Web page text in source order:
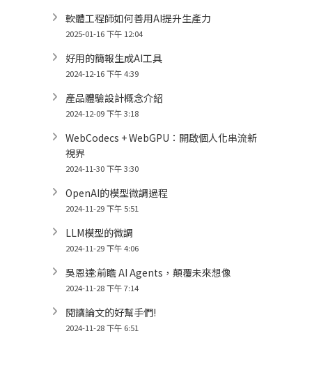
軟體工程師如何善用AI提升生產力
2025-01-16 下午 12:04
好用的簡報生成AI工具
2024-12-16 下午 4:39
產品體驗設計概念介紹
2024-12-09 下午 3:18
WebCodecs + WebGPU：開啟個人化串流新
視界
2024-11-30 下午 3:30
OpenAI的模型微調過程
2024-11-29 下午 5:51
LLM模型的微調
2024-11-29 下午 4:06
吳恩達:前瞻 AI Agents，顛覆未來想像
2024-11-28 下午 7:14
閱讀論文的好幫手們!
2024-11-28 下午 6:51